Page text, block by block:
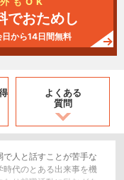
でおためし
から14日間無料
よくある
質問
人と話すことが苦手な
代のとある出来事を機